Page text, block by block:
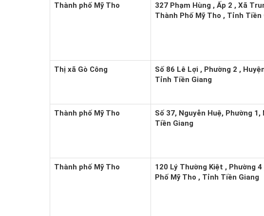
Thành phố Mỹ Tho
327 Phạm Hùng , Ấp 2 , Xã
Thành Phố Mỹ Tho , Tỉnh Tiền
Thị xã Gò Công
Số 86 Lê Lợi , Phường 2 ,
Tỉnh Tiền Giang
Thành phố Mỹ Tho
Số 37, Nguyễn Huệ, Phường 1,
Tiền Giang
Thành phố Mỹ Tho
120 Lý Thường Kiệt , Phường 4
Phố Mỹ Tho , Tỉnh Tiền Giang